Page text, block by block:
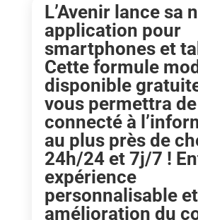
L’Avenir lance sa
application pour
smartphones et
Cette formule
disponible
vous permettra
connecté à
au plus près de
24h/24 et 7j/7 !
expérience
personnalisable et
amélioration du